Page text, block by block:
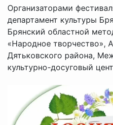
Организаторами
департамент культуры
Брянский областной
«Народное творчество»,
Дятьковского района,
культурно-досуговый